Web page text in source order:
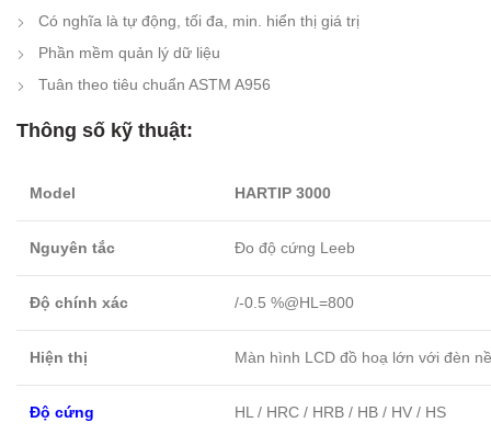
Có nghĩa là tự động, tối đa, min. hiển thị giá trị
Phần mềm quản lý dữ liệu
Tuân theo tiêu chuẩn ASTM A956
Thông số kỹ thuật:
Model HARTIP 3000
Nguyên tắc Đo độ cứng Leeb
Độ chính xác /-0.5 %@HL=800
Hiện thị Màn hình LCD đồ hoạ lớn với đèn
Độ cứng HL / HRC / HRB / HB / HV / HS